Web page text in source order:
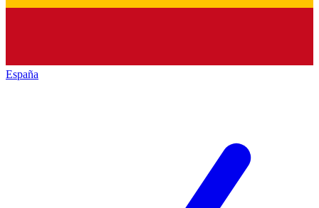
España